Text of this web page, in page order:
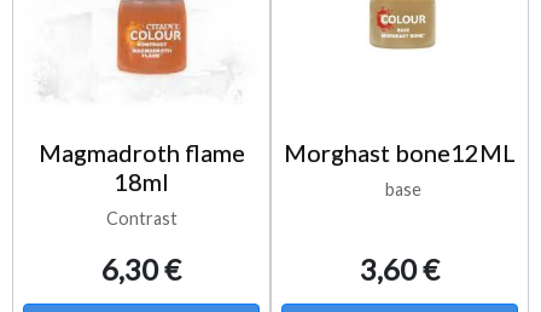
Magmadroth flame
18ml
Contrast
6,30 €
Morghast bone12ML
base
3,60 €